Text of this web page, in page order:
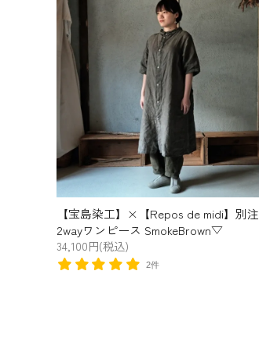
【宝島染工】×【Repos de midi】別注
2wayワンピース SmokeBrown▽
34,100円(税込)
2件